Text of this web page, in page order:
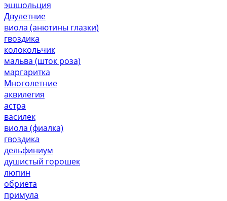
эшшольция
Двулетние
виола (анютины глазки)
гвоздика
колокольчик
мальва (шток роза)
маргаритка
Многолетние
аквилегия
астра
василек
виола (фиалка)
гвоздика
дельфиниум
душистый горошек
люпин
обриета
примула